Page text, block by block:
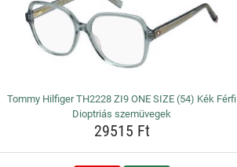
Tommy Hilfiger TH2228 ZI9 ONE SIZE (54) Kék Férfi
Dioptriás szemüvegek
29515 Ft